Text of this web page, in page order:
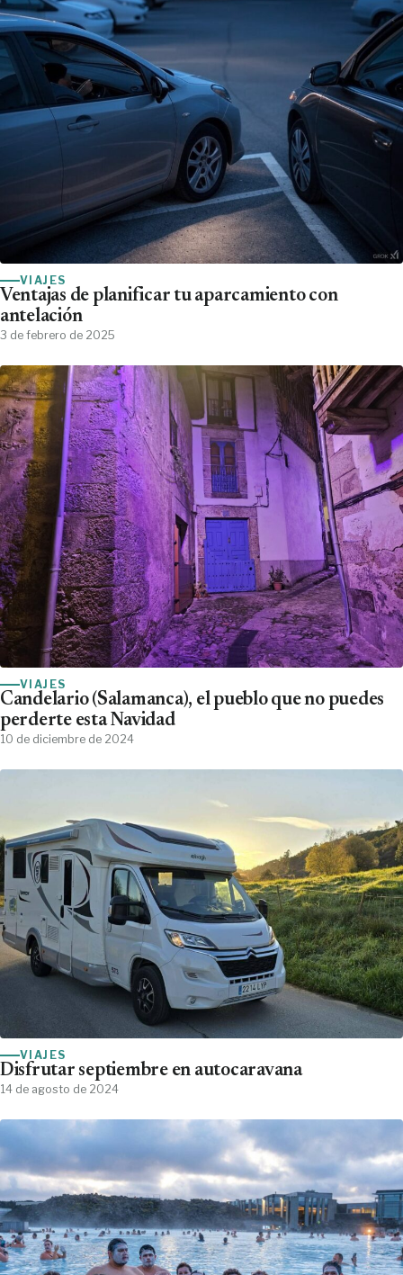
VIAJES
Ventajas de planificar tu aparcamiento con
antelación
3 de febrero de 2025
VIAJES
Candelario (Salamanca), el pueblo que no puedes
perderte esta Navidad
10 de diciembre de 2024
VIAJES
Disfrutar septiembre en autocaravana
14 de agosto de 2024